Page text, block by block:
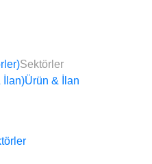
Sektörler
İlan)Ürün & İlan